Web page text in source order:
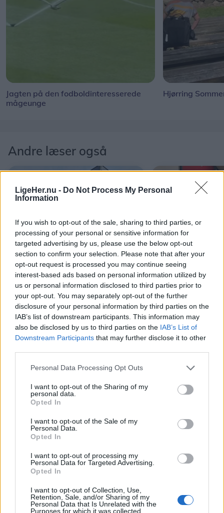
LigeHer.nu - Do Not Process My Personal
Information
If you wish to opt-out of the sale, sharing to third parties, or
processing of your personal or sensitive information for
targeted advertising by us, please use the below opt-out
section to confirm your selection. Please note that after your
opt-out request is processed you may continue seeing
interest-based ads based on personal information utilized by
us or personal information disclosed to third parties prior to
your opt-out. You may separately opt-out of the further
disclosure of your personal information by third parties on the
IAB’s list of downstream participants. This information may
also be disclosed by us to third parties on the IAB’s List of
Downstream Participants that may further disclose it to other
Personal Data Processing Opt Outs
I want to opt-out of the Sharing of my
personal data.
Opted In
I want to opt-out of the Sale of my
Personal Data.
Opted In
I want to opt-out of processing my
Personal Data for Targeted Advertising.
Opted In
I want to opt-out of Collection, Use,
Retention, Sale, and/or Sharing of my
Personal Data that Is Unrelated with the
Purposes for which it was collected.
Jagten på den fodboldinteresserede
mågeunge
Hjørring
Andre læser også
Shopping
I al stilhed har en ny aktør
meldt sig ind i priskrig på
dagligvarer
Shopping
Viggo havde
pension: Men
særlig